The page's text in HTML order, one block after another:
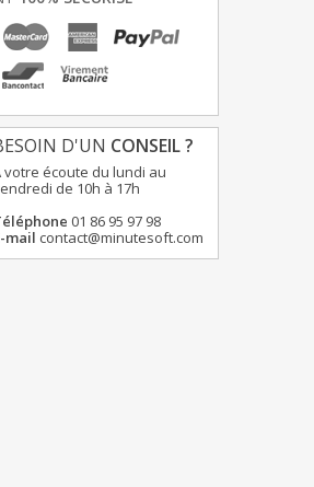
D'UN CONSEIL ?
votre écoute du lundi au
de 10h à 17h
01 86 95 97 98
mail contact@minutesoft.com